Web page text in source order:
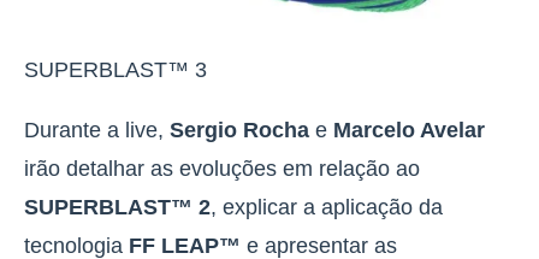
SUPERBLAST™ 3
Durante a live, Sergio Rocha e Marcelo Avelar
irão detalhar as evoluções em relação ao
SUPERBLAST™ 2, explicar a aplicação da
tecnologia FF LEAP™ e apresentar as